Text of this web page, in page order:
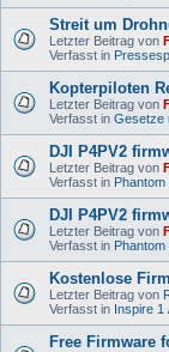
Streit um
Letzter Beitrag von
Verfasst in
Kopterpiloten
Letzter Beitrag von
Verfasst in Gesetze
DJI P4PV2
Letzter Beitrag von
Verfasst in
DJI P4PV2
Letzter Beitrag von
Verfasst in
Kostenlose
Letzter Beitrag von
Verfasst in Inspire 1
Free Firmware